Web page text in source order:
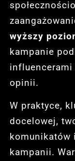
wyższy
kampanie
opinii.
W praktyce,
docelowej,
komunikatów
kampanii.